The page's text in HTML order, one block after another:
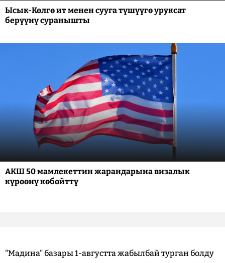
Ысык-Көлгө ит менен сууга түшүүгө уруксат
берүүнү суранышты
АКШ 50 мамлекеттин жарандарына визалык
күрөөнү көбөйттү
"Мадина" базары 1-августта жабылбай турган болду